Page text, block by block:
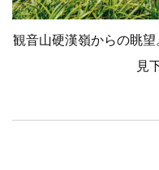
観音山硬漢嶺からの眺
見